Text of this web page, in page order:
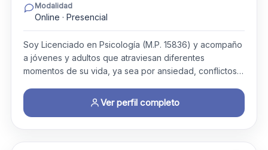
Modalidad
Online · Presencial
Soy Licenciado en Psicología (M.P. 15836) y acompaño
a jóvenes y adultos que atraviesan diferentes
momentos de su vida, ya sea por ansiedad, conflictos…
Ver perfil completo